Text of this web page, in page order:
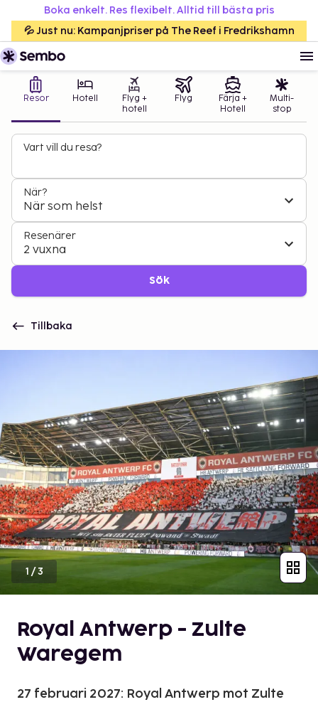
Boka enkelt. Res flexibelt. Alltid till bästa pris
💦 Just nu: Kampanjpriser på The Reef i Fredrikshamn
Resor Hotell
Flyg +
hotell
Flyg
Färja +
Hotell
Multi-
stop
Vart vill du resa?
När?
När som helst
Resenärer
2 vuxna
Sök
Tillbaka
1 /3
Royal Antwerp - Zulte
Waregem
27 februari 2027: Royal Antwerp mot Zulte